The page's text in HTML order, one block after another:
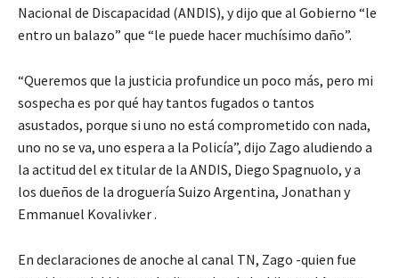
Nacional de Discapacidad (ANDIS), y dijo que al Gobierno “le
entro un balazo” que “le puede hacer muchísimo daño”.
“Queremos que la justicia profundice un poco más, pero mi
sospecha es por qué hay tantos fugados o tantos
asustados, porque si uno no está comprometido con nada,
uno no se va, uno espera a la Policía”, dijo Zago aludiendo a
la actitud del ex titular de la ANDIS, Diego Spagnuolo, y a
los dueños de la droguería Suizo Argentina, Jonathan y
Emmanuel Kovalivker .
En declaraciones de anoche al canal TN, Zago -quien fue